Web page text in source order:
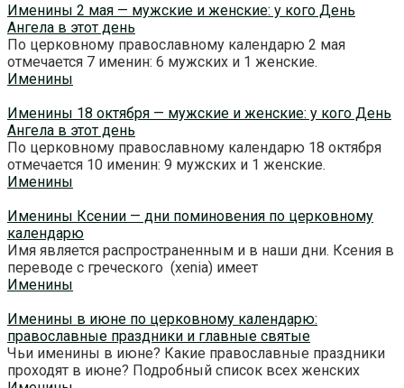
Именины 2 мая — мужские и женские: у кого День
Ангела в этот день
По церковному православному календарю 2 мая
отмечается 7 именин: 6 мужских и 1 женские.
Именины
Именины 18 октября — мужские и женские: у кого День
Ангела в этот день
По церковному православному календарю 18 октября
отмечается 10 именин: 9 мужских и 1 женские.
Именины
Именины Ксении — дни поминовения по церковному
календарю
Имя является распространенным и в наши дни. Ксения в
переводе с греческого (xenia) имеет
Именины
Именины в июне по церковному календарю:
православные праздники и главные святые
Чьи именины в июне? Какие православные праздники
проходят в июне? Подробный список всех женских